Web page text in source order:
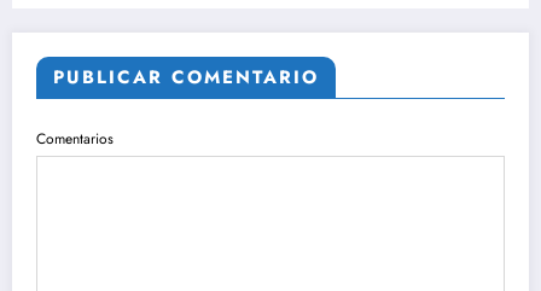
PUBLICAR COMENTARIO
Comentarios